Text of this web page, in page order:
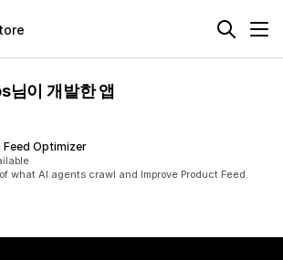
이 개발한 앱
Feed Optimizer
what AI agents crawl and Improve Product Feed.